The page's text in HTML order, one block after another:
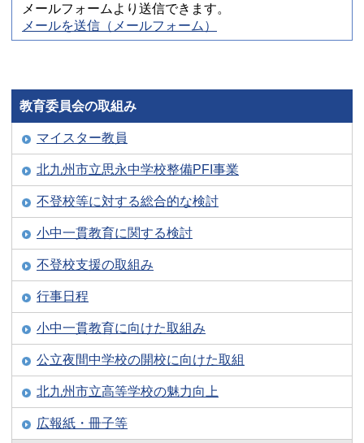
メールフォームより送信できます。
メールを送信（メールフォーム）
教育委員会の取組み
マイスター教員
北九州市立思永中学校整備PFI事業
不登校等に対する総合的な検討
小中一貫教育に関する検討
不登校支援の取組み
行事日程
小中一貫教育に向けた取組み
公立夜間中学校の開校に向けた取組
北九州市立高等学校の魅力向上
広報紙・冊子等